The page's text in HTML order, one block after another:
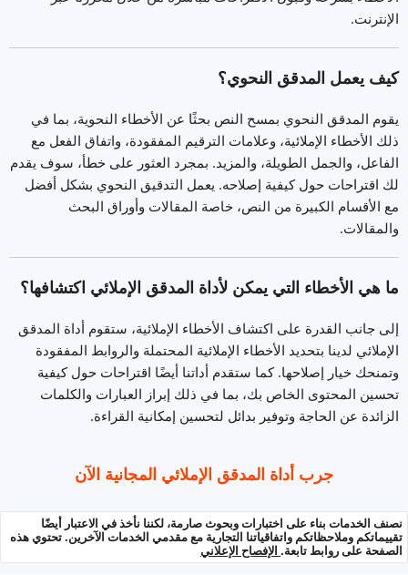
الإنترنت.
كيف يعمل المدقق النحوي؟
يقوم المدقق النحوي بمسح النص بحثًا عن الأخطاء النحوية، بما في
ذلك الأخطاء الإملائية، وعلامات الترقيم المفقودة، واتفاق الفعل مع
الفاعل، والجمل الطويلة، والمزيد. بمجرد العثور على خطأ، سوف يقدم
لك اقتراحات حول كيفية إصلاحه. يعمل التدقيق النحوي بشكل أفضل
مع الأقسام الكبيرة من النص، خاصة المقالات وأوراق البحث
والمقالات.
ما هي الأخطاء التي يمكن لأداة المدقق الإملائي اكتشافها؟
إلى جانب القدرة على اكتشاف الأخطاء الإملائية، ستقوم أداة المدقق
الإملائي لدينا بتحديد الأخطاء الإملائية المحتملة والروابط المفقودة
وتمنحك خيار إصلاحها. كما ستقدم أداتنا أيضًا اقتراحات حول كيفية
تحسين المحتوى الخاص بك، بما في ذلك إبراز العبارات والكلمات
الزائدة عن الحاجة وتوفير بدائل لتحسين إمكانية القراءة.
جرب أداة المدقق الإملائي المجانية الآن
نصنف الخدمات بناء على اختبارات وبحوث صارمة، لكننا نأخذ في الاعتبار أيضًا
تقييماتكم وملاحظاتكم واتفاقياتنا التجارية مع مقدمي الخدمات الآخرين. تحتوي هذه
الصفحة على روابط تابعة. الإفصاح الإعلاني